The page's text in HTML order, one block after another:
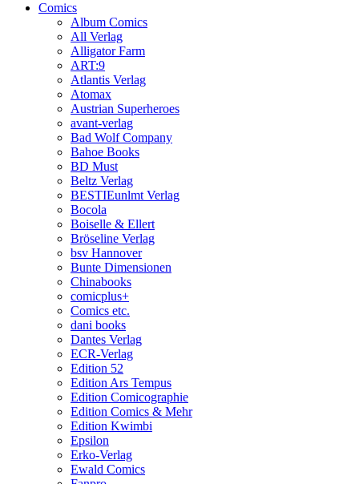
Comics
Album Comics
All Verlag
Alligator Farm
ART:9
Atlantis Verlag
Atomax
Austrian Superheroes
avant-verlag
Bad Wolf Company
Bahoe Books
BD Must
Beltz Verlag
BESTIEunlmt Verlag
Bocola
Boiselle & Ellert
Bröseline Verlag
bsv Hannover
Bunte Dimensionen
Chinabooks
comicplus+
Comics etc.
dani books
Dantes Verlag
ECR-Verlag
Edition 52
Edition Ars Tempus
Edition Comicographie
Edition Comics & Mehr
Edition Kwimbi
Epsilon
Erko-Verlag
Ewald Comics